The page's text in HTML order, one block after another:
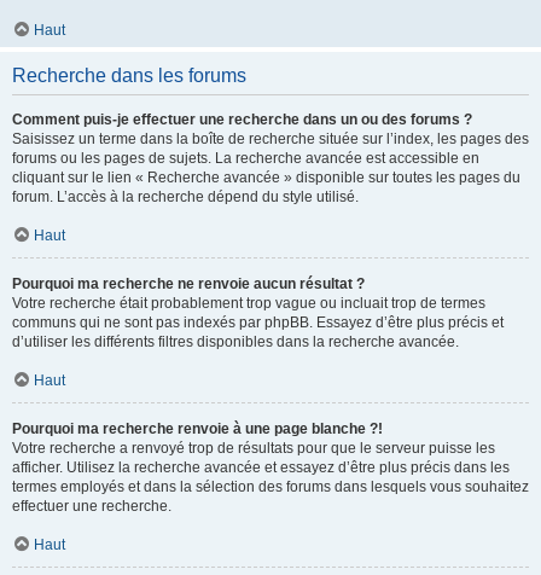
Haut
Recherche dans les forums
Comment puis-je effectuer une recherche dans un ou des forums ?
Saisissez un terme dans la boîte de recherche située sur l’index, les pages des
forums ou les pages de sujets. La recherche avancée est accessible en
cliquant sur le lien « Recherche avancée » disponible sur toutes les pages du
forum. L’accès à la recherche dépend du style utilisé.
Haut
Pourquoi ma recherche ne renvoie aucun résultat ?
Votre recherche était probablement trop vague ou incluait trop de termes
communs qui ne sont pas indexés par phpBB. Essayez d’être plus précis et
d’utiliser les différents filtres disponibles dans la recherche avancée.
Haut
Pourquoi ma recherche renvoie à une page blanche ?!
Votre recherche a renvoyé trop de résultats pour que le serveur puisse les
afficher. Utilisez la recherche avancée et essayez d’être plus précis dans les
termes employés et dans la sélection des forums dans lesquels vous souhaitez
effectuer une recherche.
Haut